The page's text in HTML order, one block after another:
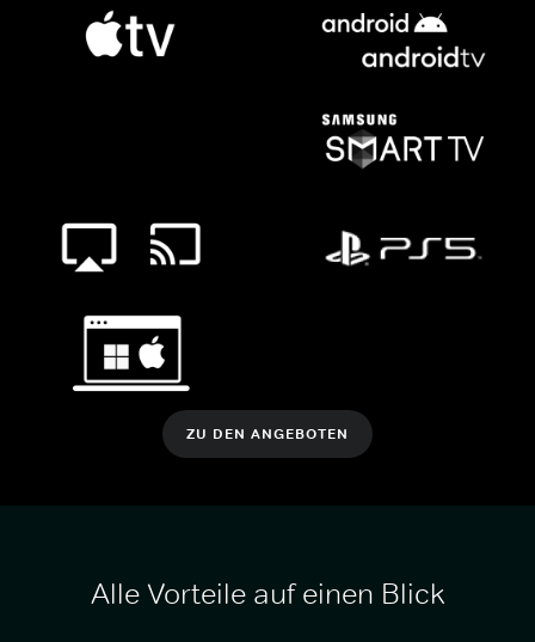
ZU DEN ANGEBOTEN
Alle Vorteile auf einen Blick